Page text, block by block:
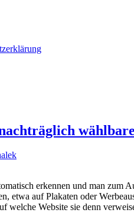
erkennen und man zum
etwa auf Plakaten oder
welche Website sie denn